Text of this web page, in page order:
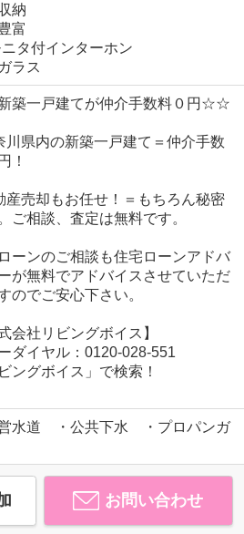
納
富
タ付インターホン
ラス
一戸建てが仲介手数料０円☆☆
川県内の新築一戸建て＝仲介手数
！
産売却もお任せ！＝もちろん秘密
ご相談、査定は無料です。
ーンのご相談も住宅ローンアドバ
が無料でアドバイスさせていただ
のでご安心下さい。
会社リビングボイス】
ダイヤル：0120-028-551
ングボイス」で検索！
営水道 ・公共下水 ・プロパンガ
お問い合わせ